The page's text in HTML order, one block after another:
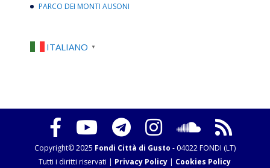
PARCO DEI MONTI AUSONI
ITALIANO ▼
Copyright© 2025 Fondi Città di Gusto - 04022 FONDI (LT)
Tutti i diritti riservati | Privacy Policy | Cookies Policy